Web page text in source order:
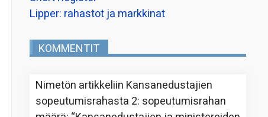
Lipper: rahastot ja markkinat
KOMMENTIT
Nimetön artikkeliin Kansanedustajien
sopeutumisrahasta 2: sopeutumisrahan